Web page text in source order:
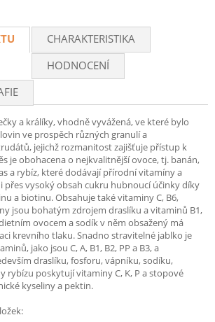
CHARAKTERISTIKA
HODNOCENÍ
a králíky, vhodně vyvážená, ve které bylo
ve prospěch různých granulí a
jejichž rozmanitost zajišťuje přístup k
je obohacena o nejkvalitnější ovoce, tj. banán,
a rybíz, které dodávají přírodní vitamíny a
přes vysoký obsah cukru hubnoucí účinky díky
a biotinu. Obsahuje také vitaminy C, B6,
jsou bohatým zdrojem draslíku a vitaminů B1,
dietním ovocem a sodík v něm obsažený má
krevního tlaku. Snadno stravitelné jablko je
jako jsou C, A, B1, B2, PP a B3, a
draslíku, fosforu, vápníku, sodíku,
rybízu poskytují vitaminy C, K, P a stopové
kyseliny a pektin.